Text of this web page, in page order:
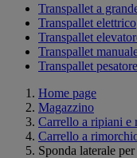
Transpallet a
Transpallet elettrico
Transpallet
Transpallet
Transpallet pesatore
Home page
Magazzino
Carrello a ripiani e
Carrello a
Sponda laterale